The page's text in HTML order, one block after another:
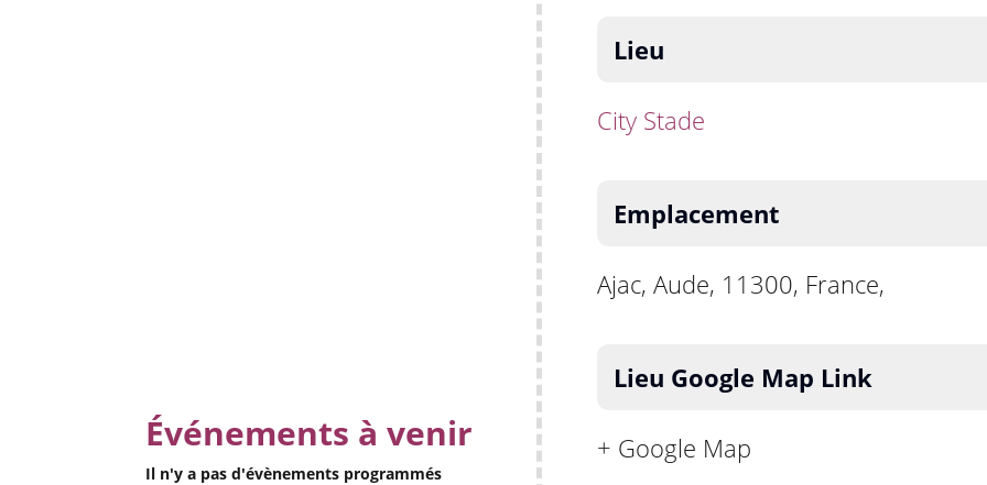
Événements à venir
Il n'y a pas d'évènements programmés
Lieu
City Stade
Emplacement
Ajac, Aude, 11300, France,
Lieu Google Map Link
+ Google Map